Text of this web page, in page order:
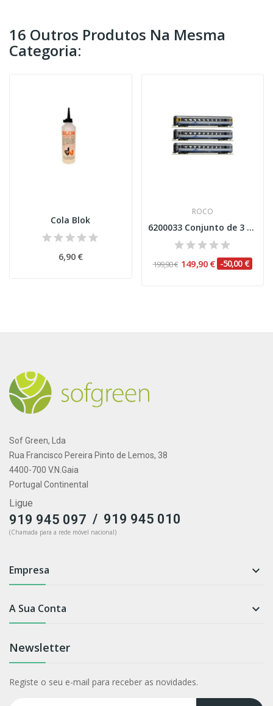
16 Outros Produtos Na Mesma
Categoria:
Cola Blok
6,90 €
ROCO
6200033 Conjunto de 3 peças: Cisalpino (Set 2)...
199,90 € 149,90 € -50,00 €
Sof Green, Lda
Rua Francisco Pereira Pinto de Lemos, 38
4400-700 V.N.Gaia
Portugal Continental
Ligue
919 945 097 / 919 945 010
(Chamada para a rede móvel nacional)
Empresa 
A Sua Conta 
Newsletter
Registe o seu e-mail para receber as novidades.